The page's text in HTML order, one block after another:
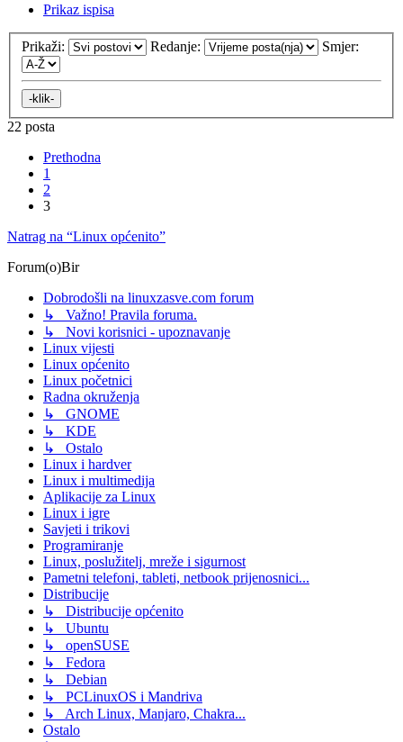
Prikaz ispisa
Prikaži: Redanje: Smjer:
22 posta
Prethodna
1
2
3
Natrag na “Linux općenito”
Forum(o)Bir
Dobrodošli na linuxzasve.com forum
↳ Važno! Pravila foruma.
↳ Novi korisnici - upoznavanje
Linux vijesti
Linux općenito
Linux početnici
Radna okruženja
↳ GNOME
↳ KDE
↳ Ostalo
Linux i hardver
Linux i multimedija
Aplikacije za Linux
Linux i igre
Savjeti i trikovi
Programiranje
Linux, poslužitelj, mreže i sigurnost
Pametni telefoni, tableti, netbook prijenosnici...
Distribucije
↳ Distribucije općenito
↳ Ubuntu
↳ openSUSE
↳ Fedora
↳ Debian
↳ PCLinuxOS i Mandriva
↳ Arch Linux, Manjaro, Chakra...
Ostalo